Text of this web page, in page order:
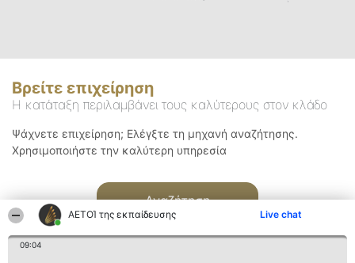
ΑΕΤΟΊ της εκπαίδευσης Live chat
09:04
Βρείτε επιχείρηση
Η κατάταξη περιλαμβάνει τους καλύτερους στον κλάδο
Ψάχνετε επιχείρηση; Ελέγξτε τη μηχανή αναζήτησης.
Χρησιμοποιήστε την καλύτερη υπηρεσία
Αναζήτηση